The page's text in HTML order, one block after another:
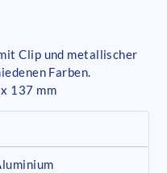
Clip und metallischer
Farben.
137 mm